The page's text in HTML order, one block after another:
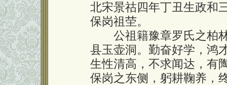
北宋景祜四年丁丑生政和
保岗祖茔。
公祖籍豫章罗氏之柏林
县玉壶洞。勤奋好学，鸿
生性清高，不求闻达，有
保岗之东侧，躬耕鞠养，